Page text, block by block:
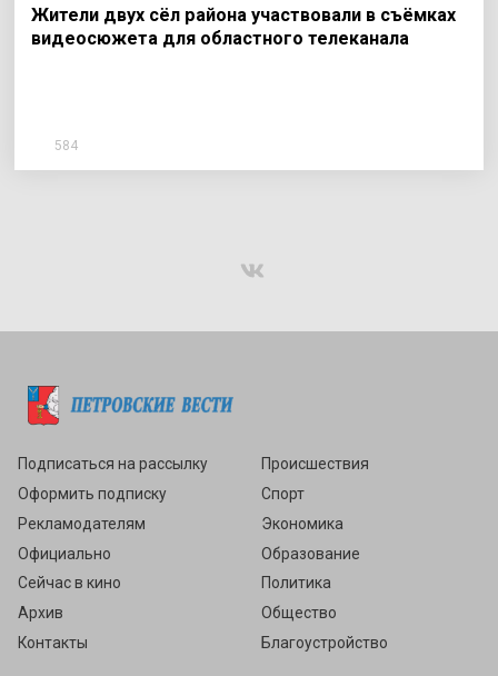
Жители двух сёл района участвовали в съёмках
видеосюжета для областного телеканала
584
Подписаться на рассылку
Оформить подписку
Рекламодателям
Официально
Сейчас в кино
Архив
Контакты
Происшествия
Спорт
Экономика
Образование
Политика
Общество
Благоустройство
Подписаться